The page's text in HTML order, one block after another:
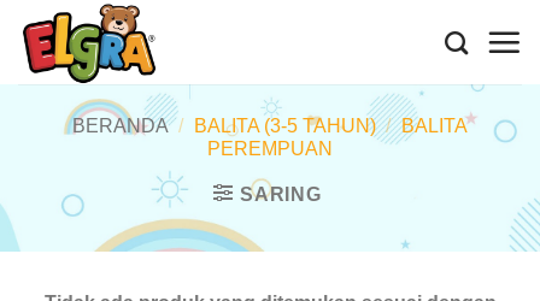
content
BERANDA / BALITA (3-5 TAHUN) / BALITA
PEREMPUAN
SARING